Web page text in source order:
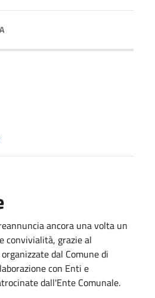
ancora una volta un
convivialità, grazie al
dal Comune di
con Enti e
dall'Ente Comunale.